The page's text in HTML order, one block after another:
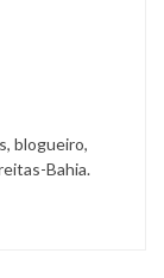
blogueiro,
Bahia.